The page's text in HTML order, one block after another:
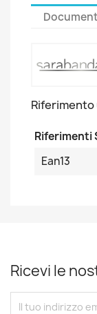
Riferimento
Riferimenti
Ean13
Ricevi le